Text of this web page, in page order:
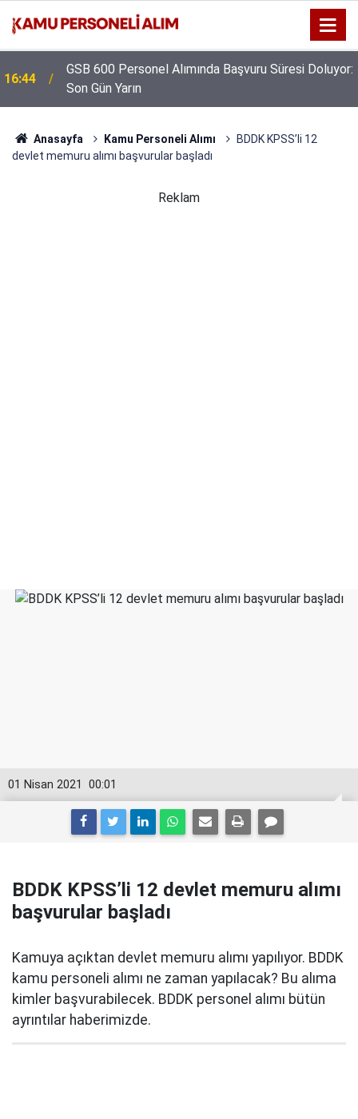
16:44
GSB 600 Personel Alımında Başvuru Süresi Doluyor:
Son Gün Yarın
Anasayfa Kamu Personeli Alımı
BDDK KPSS’li 12
devlet memuru alımı başvurular başladı
Reklam
00:01
01 Nisan 2021
BDDK KPSS’li 12 devlet memuru alımı
başvurular başladı
Kamuya açıktan devlet memuru alımı yapılıyor. BDDK
kamu personeli alımı ne zaman yapılacak? Bu alıma
kimler başvurabilecek. BDDK personel alımı bütün
ayrıntılar haberimizde.